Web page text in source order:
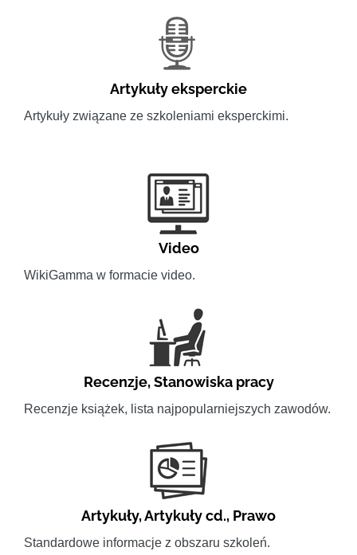
Artykuły eksperckie
Artykuły związane ze szkoleniami eksperckimi.
Video
WikiGamma w formacie video.
Recenzje,Stanowiska pracy
Recenzje książek, lista najpopularniejszych zawodów.
Artykuły,Artykuły cd., Prawo
Standardowe informacje z obszaru szkoleń.